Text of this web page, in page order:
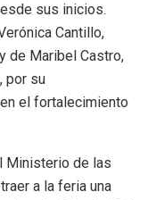
sus inicios.
Cantillo,
de Maribel Castro,
por su
el fortalecimiento
Ministerio de las
a la feria una